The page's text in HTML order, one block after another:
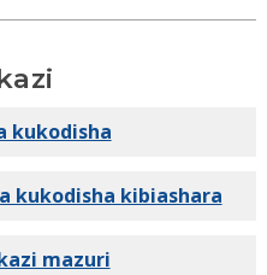
za usindikaji
L & I
wa orodha
kukodisha
kukodisha kibiashara
mazuri